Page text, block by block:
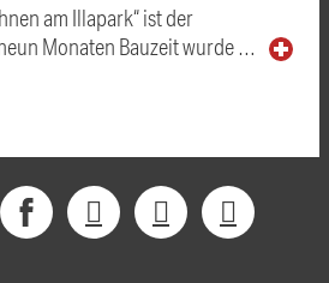
am Illapark“ ist der
Monaten Bauzeit wurde …